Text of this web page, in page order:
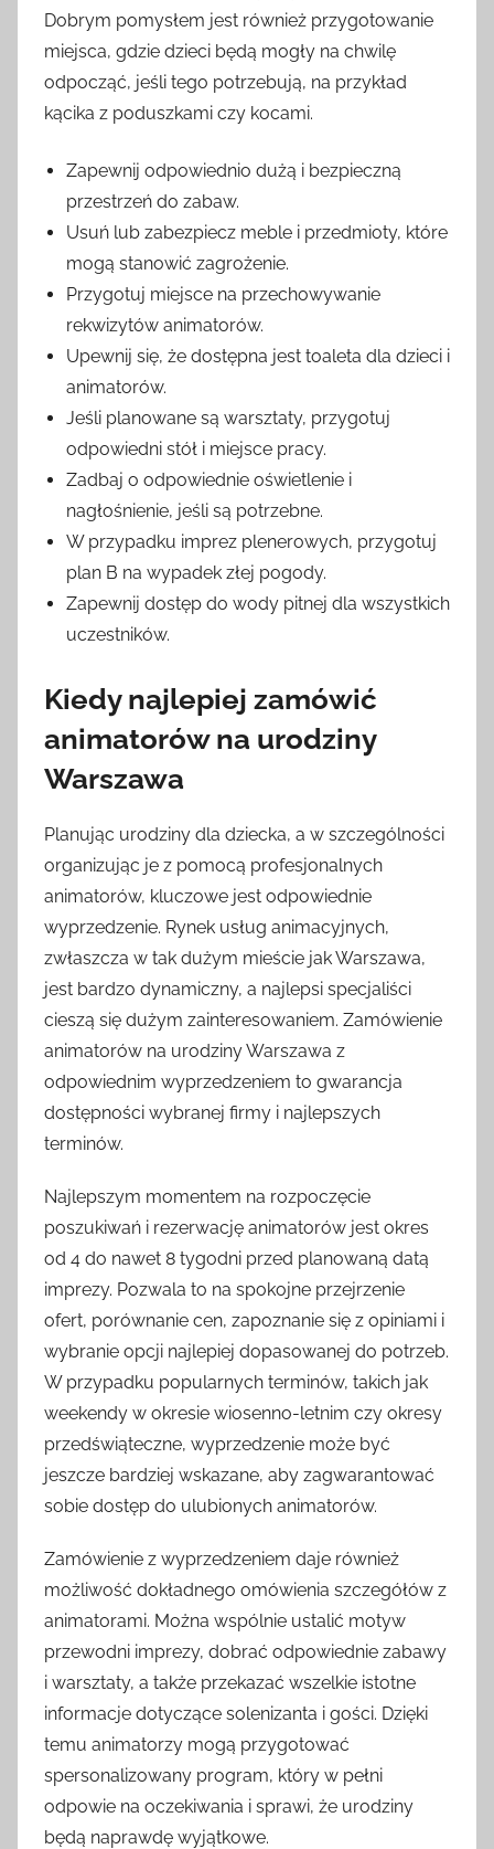
Dobrym pomysłem jest również przygotowanie
miejsca, gdzie dzieci będą mogły na chwilę
odpocząć, jeśli tego potrzebują, na przykład
kącika z poduszkami czy kocami.
Zapewnij odpowiednio dużą i bezpieczną
przestrzeń do zabaw.
Usuń lub zabezpiecz meble i przedmioty, które
mogą stanowić zagrożenie.
Przygotuj miejsce na przechowywanie
rekwizytów animatorów.
Upewnij się, że dostępna jest toaleta dla dzieci i
animatorów.
Jeśli planowane są warsztaty, przygotuj
odpowiedni stół i miejsce pracy.
Zadbaj o odpowiednie oświetlenie i
nagłośnienie, jeśli są potrzebne.
W przypadku imprez plenerowych, przygotuj
plan B na wypadek złej pogody.
Zapewnij dostęp do wody pitnej dla wszystkich
uczestników.
Kiedy najlepiej zamówić
animatorów na urodziny
Warszawa
Planując urodziny dla dziecka, a w szczególności
organizując je z pomocą profesjonalnych
animatorów, kluczowe jest odpowiednie
wyprzedzenie. Rynek usług animacyjnych,
zwłaszcza w tak dużym mieście jak Warszawa,
jest bardzo dynamiczny, a najlepsi specjaliści
cieszą się dużym zainteresowaniem. Zamówienie
animatorów na urodziny Warszawa z
odpowiednim wyprzedzeniem to gwarancja
dostępności wybranej firmy i najlepszych
terminów.
Najlepszym momentem na rozpoczęcie
poszukiwań i rezerwację animatorów jest okres
od 4 do nawet 8 tygodni przed planowaną datą
imprezy. Pozwala to na spokojne przejrzenie
ofert, porównanie cen, zapoznanie się z opiniami i
wybranie opcji najlepiej dopasowanej do potrzeb.
W przypadku popularnych terminów, takich jak
weekendy w okresie wiosenno-letnim czy okresy
przedświąteczne, wyprzedzenie może być
jeszcze bardziej wskazane, aby zagwarantować
sobie dostęp do ulubionych animatorów.
Zamówienie z wyprzedzeniem daje również
możliwość dokładnego omówienia szczegółów z
animatorami. Można wspólnie ustalić motyw
przewodni imprezy, dobrać odpowiednie zabawy
i warsztaty, a także przekazać wszelkie istotne
informacje dotyczące solenizanta i gości. Dzięki
temu animatorzy mogą przygotować
spersonalizowany program, który w pełni
odpowie na oczekiwania i sprawi, że urodziny
będą naprawdę wyjątkowe.